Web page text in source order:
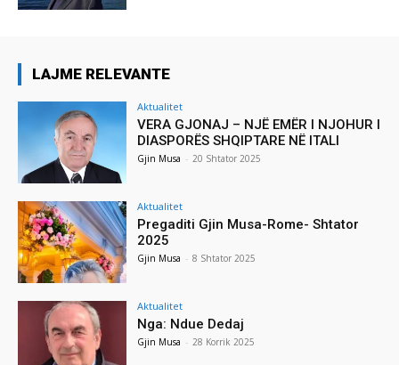
LAJME RELEVANTE
Aktualitet
VERA GJONAJ – NJË EMËR I NJOHUR I
DIASPORËS SHQIPTARE NË ITALI
Gjin Musa - 20 Shtator 2025
Aktualitet
Pregaditi Gjin Musa-Rome- Shtator
2025
Gjin Musa - 8 Shtator 2025
Aktualitet
Nga: Ndue Dedaj
Gjin Musa - 28 Korrik 2025